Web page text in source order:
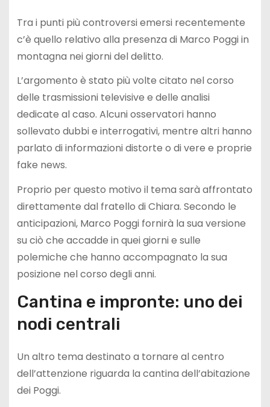
Tra i punti più controversi emersi recentemente
c’è quello relativo alla presenza di Marco Poggi in
montagna nei giorni del delitto.
L’argomento è stato più volte citato nel corso
delle trasmissioni televisive e delle analisi
dedicate al caso. Alcuni osservatori hanno
sollevato dubbi e interrogativi, mentre altri hanno
parlato di informazioni distorte o di vere e proprie
fake news.
Proprio per questo motivo il tema sarà affrontato
direttamente dal fratello di Chiara. Secondo le
anticipazioni, Marco Poggi fornirà la sua versione
su ciò che accadde in quei giorni e sulle
polemiche che hanno accompagnato la sua
posizione nel corso degli anni.
Cantina e impronte: uno dei
nodi centrali
Un altro tema destinato a tornare al centro
dell’attenzione riguarda la cantina dell’abitazione
dei Poggi.